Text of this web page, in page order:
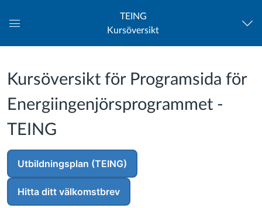
navigationsmeny
TEING
Kursöversikt
Kursöversikt för Programsida för
Energiingenjörsprogrammet -
TEING
Utbildningsplan (TEING)
Hitta ditt välkomstbrev